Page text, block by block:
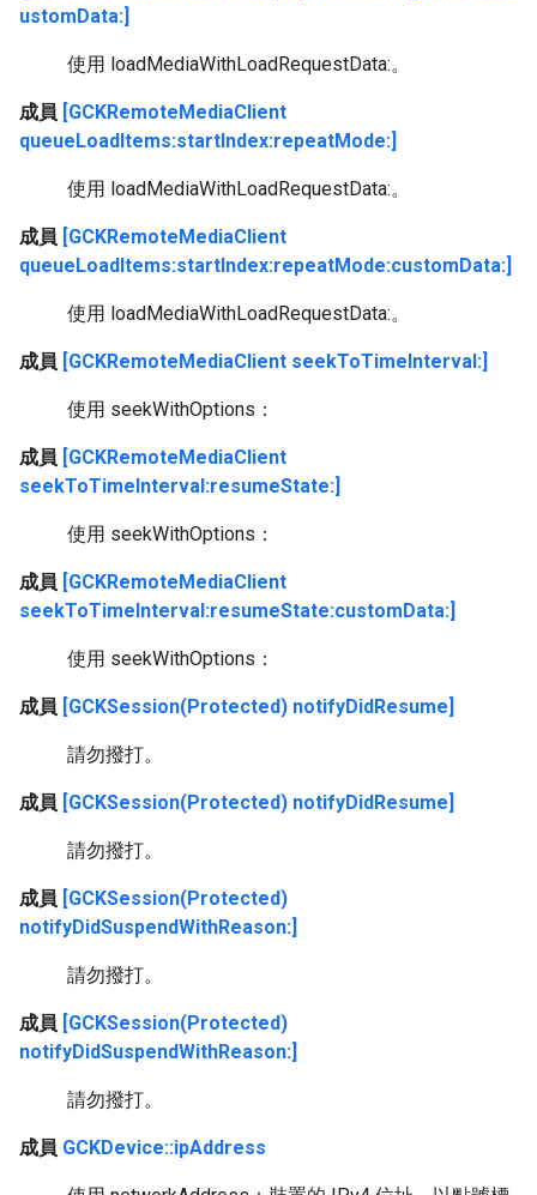
ustomData:]
使用 loadMediaWithLoadRequestData:。
成員 [GCKRemoteMediaClient
queueLoadItems:startIndex:repeatMode:]
使用 loadMediaWithLoadRequestData:。
成員 [GCKRemoteMediaClient
queueLoadItems:startIndex:repeatMode:customData:]
使用 loadMediaWithLoadRequestData:。
成員 [GCKRemoteMediaClient seekToTimeInterval:]
使用 seekWithOptions：
成員 [GCKRemoteMediaClient
seekToTimeInterval:resumeState:]
使用 seekWithOptions：
成員 [GCKRemoteMediaClient
seekToTimeInterval:resumeState:customData:]
使用 seekWithOptions：
成員 [GCKSession(Protected) notifyDidResume]
請勿撥打。
成員 [GCKSession(Protected) notifyDidResume]
請勿撥打。
成員 [GCKSession(Protected)
notifyDidSuspendWithReason:]
請勿撥打。
成員 [GCKSession(Protected)
notifyDidSuspendWithReason:]
請勿撥打。
成員 GCKDevice::ipAddress